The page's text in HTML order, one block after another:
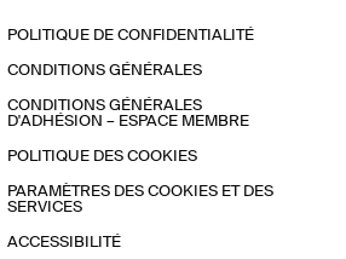
POLITIQUE DE CONFIDENTIALITÉ
CONDITIONS GÉNÉRALES
CONDITIONS GÉNÉRALES
D'ADHÉSION – ESPACE MEMBRE
POLITIQUE DES COOKIES
PARAMÈTRES DES COOKIES ET DES
SERVICES
ACCESSIBILITÉ